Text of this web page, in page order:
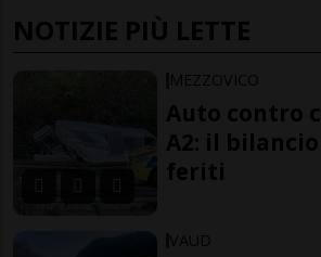
NOTIZIE PIÙ LETTE
MEZZOVICO
Auto contro
A2: il
feriti
VAUD